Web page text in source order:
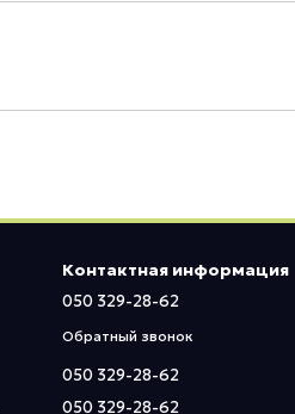
Контактная информация
050 329-28-62
Обратный звонок
050 329-28-62
050 329-28-62